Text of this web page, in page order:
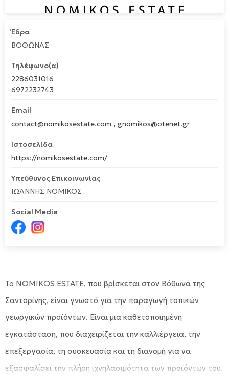
Έδρα
ΒΟΘΩΝΑΣ
Τηλέφωνο(α)
2286031016
6972232743
Email
contact@nomikosestate.com , gnomikos@otenet.gr
Ιστοσελίδα
https://nomikosestate.com/
Υπεύθυνος Επικοινωνίας
ΙΩΑΝΝΗΣ ΝΟΜΙΚΟΣ
Social Media
Το NOMIKOS ESTATE, που βρίσκεται στον Βόθωνα της
Σαντορίνης, είναι γνωστό για την παραγωγή τοπικών
γεωργικών προϊόντων. Είναι μια καθετοποιημένη
εγκατάσταση, που διαχειρίζεται την καλλιέργεια, την
επεξεργασία, τη συσκευασία και τη διανομή για να
εξασφαλίσει την πλήρη ιχνηλασιμότητα των προϊόντων του.